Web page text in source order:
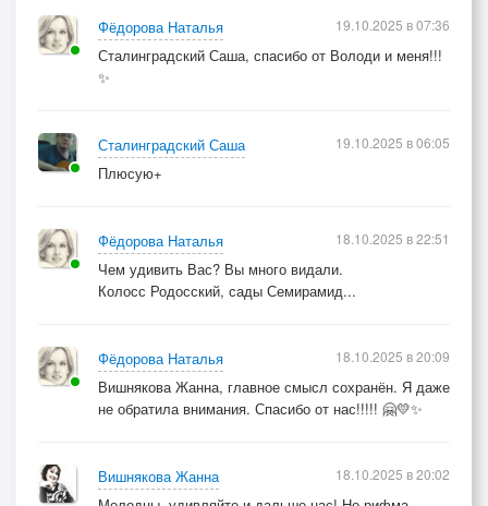
Фёдорова Наталья
Сталинградский Саша, спасибо от Володи и меня!!!
✨
19.10.2025 в 07:36
Сталинградский Саша
Плюсую+
19.10.2025 в 06:05
Фёдорова Наталья
Чем удивить Вас? Вы много видали.
Колосс Родосский, сады Семирамид...
18.10.2025 в 22:51
Фёдорова Наталья
Вишнякова Жанна, главное смысл сохранён. Я даже
не обратила внимания. Спасибо от нас!!!!! 🤗💛✨
18.10.2025 в 20:09
Вишнякова Жанна
18.10.2025 в 20:02